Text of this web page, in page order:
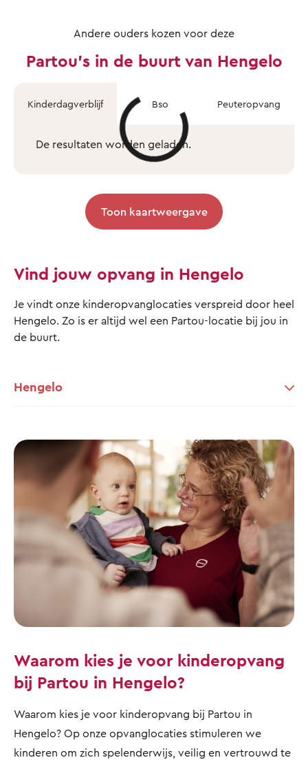
Andere ouders kozen voor deze
Partou's in de buurt van Hengelo
Kinderdagverblijf Bso Peuteropvang
De resultaten worden geladen.
Toon kaartweergave
Vind jouw opvang in Hengelo
Je vindt onze kinderopvanglocaties verspreid door heel
Hengelo. Zo is er altijd wel een Partou-locatie bij jou in
de buurt.
Hengelo
Waarom kies je voor kinderopvang
bij Partou in Hengelo?
Waarom kies je voor kinderopvang bij Partou in
Hengelo? Op onze opvanglocaties stimuleren we
kinderen om zich spelenderwijs, veilig en vertrouwd te